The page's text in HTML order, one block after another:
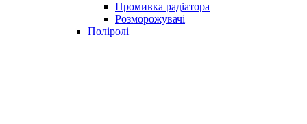
Промивка радіатора
Розморожувачі
Поліролі